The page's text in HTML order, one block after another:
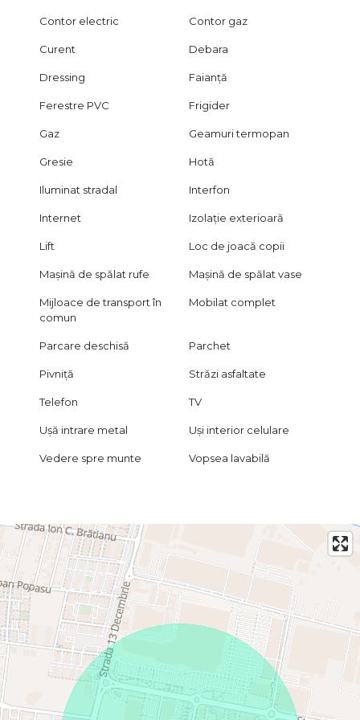
Contor electric Contor gaz
Curent Debara
Dressing Faianță
Ferestre PVC Frigider
Gaz Geamuri termopan
Gresie Hotă
Iluminat stradal Interfon
Internet Izolație exterioară
Lift Loc de joacă copii
Mașină de spălat rufe Mașină de spălat vase
Mijloace de transport în
comun
Mobilat complet
Parcare deschisă Parchet
Pivniță Străzi asfaltate
Telefon TV
Ușă intrare metal Uși interior celulare
Vedere spre munte Vopsea lavabilă